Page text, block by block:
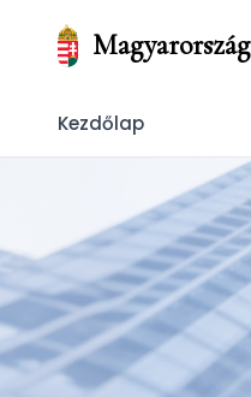
Kezdőlap